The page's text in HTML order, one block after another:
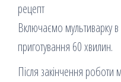
Включаємо мультиварку
приготування 60 хвилин.
Після закінчення роботи